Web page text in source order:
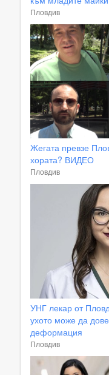
Пловдив
Жегата превзе
хората? ВИДЕО
Пловдив
УНГ лекар от
ухото може да
деформация
Пловдив